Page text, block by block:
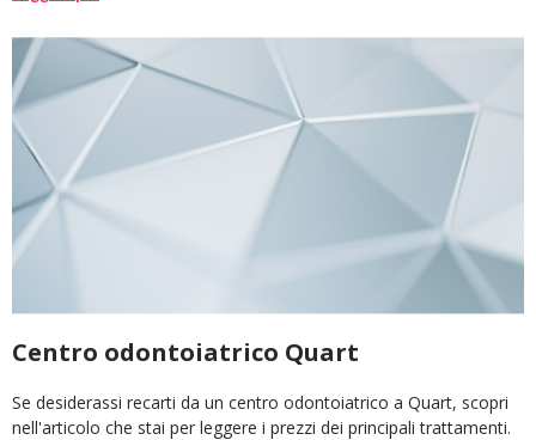
Centro odontoiatrico Quart
Se desiderassi recarti da un centro odontoiatrico a Quart, scopri
nell'articolo che stai per leggere i prezzi dei principali trattamenti.